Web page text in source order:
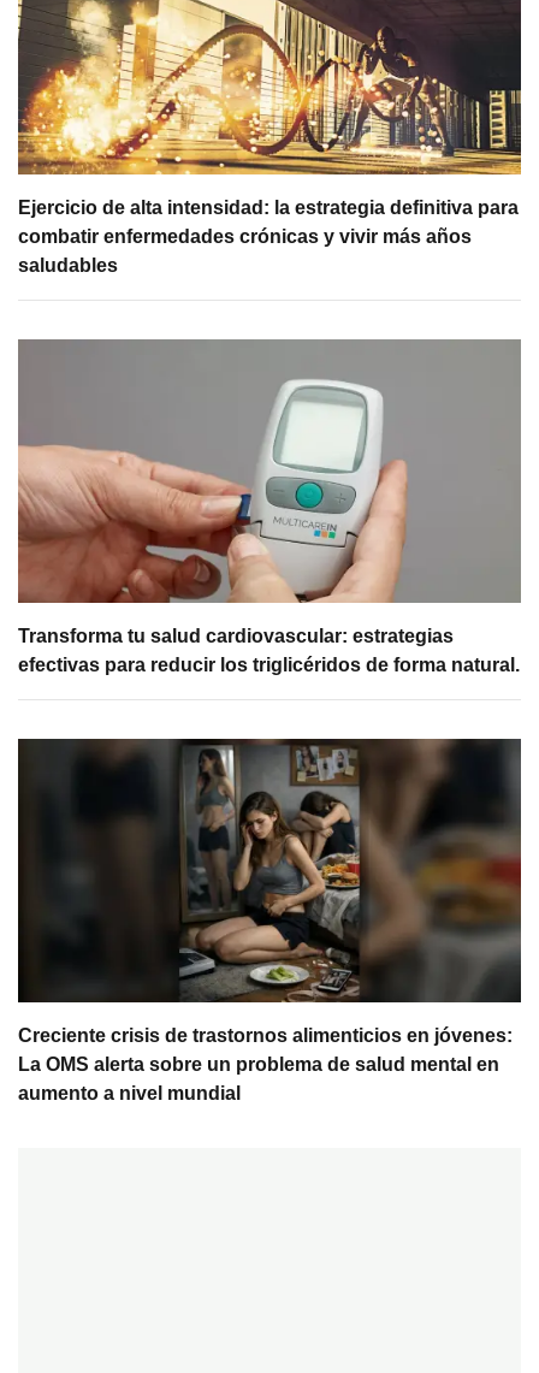
Ejercicio de alta intensidad: la estrategia definitiva para
combatir enfermedades crónicas y vivir más años
saludables
Transforma tu salud cardiovascular: estrategias
efectivas para reducir los triglicéridos de forma natural.
Creciente crisis de trastornos alimenticios en jóvenes:
La OMS alerta sobre un problema de salud mental en
aumento a nivel mundial